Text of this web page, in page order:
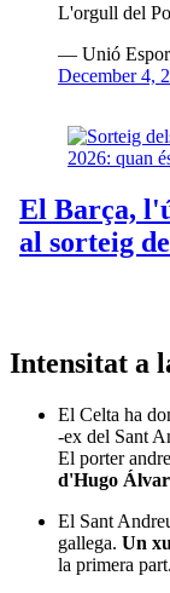
L'orgull del
— Unió
December 4,
Intensitat a
El Celta ha
-ex del Sant
El porter
d'Hugo
El Sant
gallega. Un
la primera part.